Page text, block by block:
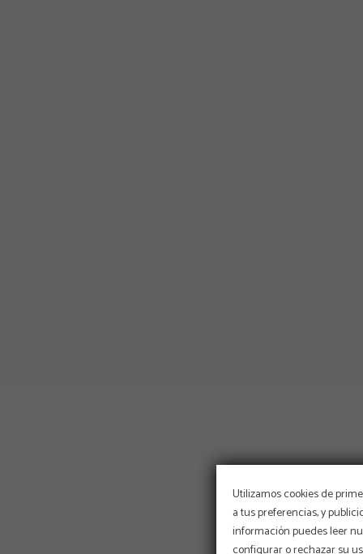
Utilizamos cookies de
a tus preferencias, y
información puedes leer